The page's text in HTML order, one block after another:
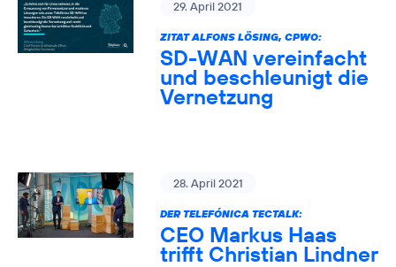
29. April 2021
ZITAT ALFONS LÖSING, CPWO:
SD-WAN vereinfacht
und beschleunigt die
Vernetzung
28. April 2021
DER TELEFÓNICA TECTALK:
CEO Markus Haas
trifft Christian Lindner